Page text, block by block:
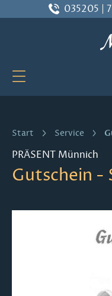
Zum Hauptinhalt035205 |
Start Service
PRÄSENT Münnich
Gutschein -